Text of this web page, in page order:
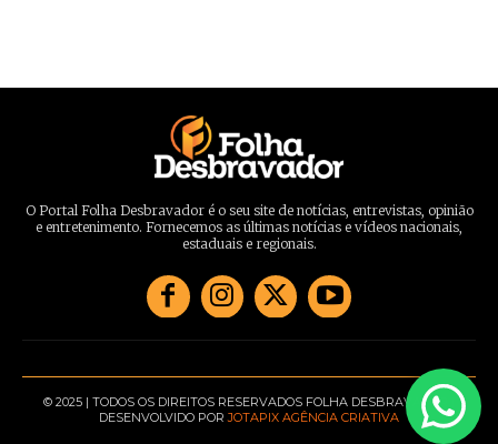
O Portal Folha Desbravador é o seu site de notícias, entrevistas, opinião
e entretenimento. Fornecemos as últimas notícias e vídeos nacionais,
estaduais e regionais.
© 2025 | TODOS OS DIREITOS RESERVADOS FOLHA DESBRAVADOR |
DESENVOLVIDO PORJOTAPIX AGÊNCIA CRIATIVA